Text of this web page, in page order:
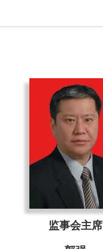
监事会主席